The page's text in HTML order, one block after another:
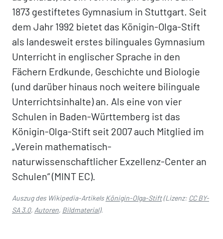
1873 gestiftetes Gymnasium in Stuttgart. Seit
dem Jahr 1992 bietet das Königin-Olga-Stift
als landesweit erstes bilinguales Gymnasium
Unterricht in englischer Sprache in den
Fächern Erdkunde, Geschichte und Biologie
(und darüber hinaus noch weitere bilinguale
Unterrichtsinhalte) an. Als eine von vier
Schulen in Baden-Württemberg ist das
Königin-Olga-Stift seit 2007 auch Mitglied im
„Verein mathematisch-
naturwissenschaftlicher Exzellenz-Center an
Schulen“ (MINT EC).
Auszug des Wikipedia-ArtikelsKönigin-Olga-Stift(Lizenz: CC BY-
SA 3.0, Autoren, Bildmaterial).